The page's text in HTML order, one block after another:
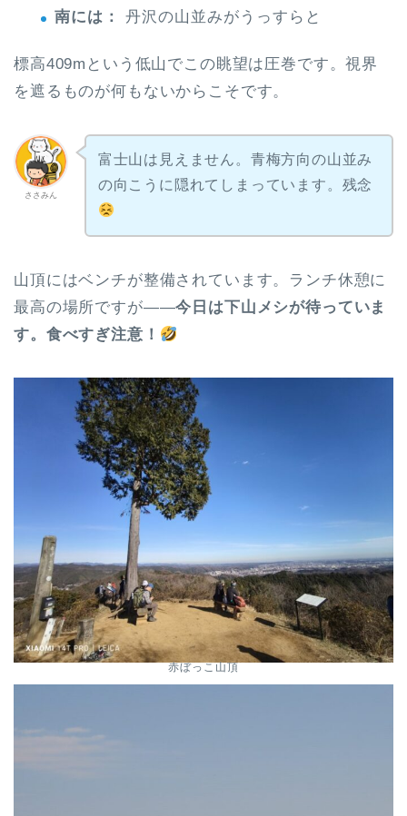
南には：
丹沢の山並みがうっすらと
標高409mという低山でこの眺望は圧巻です。視界
を遮るものが何もないからこそです。
ささみん
富士山は見えません。青梅方向の山並み
の向こうに隠れてしまっています。残念
山頂にはベンチが整備されています。ランチ休憩に
最高の場所ですが——今日は下山メシが待っていま
す。食べすぎ注意！
赤ぼっこ山頂